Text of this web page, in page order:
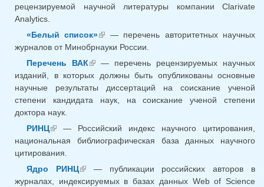
рецензируемой научной литературы компании Clarivate
Analytics.
«Белый список»
(внешняя ссылка)
— перечень авторитетных научных
журналов от Минобрнауки России.
Перечень ВАК
(внешняя ссылка)
— перечень рецензируемых научных
изданий, в которых должны быть опубликованы основные
научные результаты диссертаций на соискание ученой
степени кандидата наук, на соискание ученой степени
доктора наук.
РИНЦ
(внешняя ссылка)
— Российский индекс научного цитирования,
национальная библиографическая база данных научного
цитирования.
Ядро РИНЦ
(внешняя ссылка)
— публикации российских авторов в
журналах, индексируемых в базах данных Web of Science